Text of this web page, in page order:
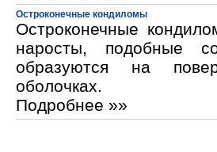
Остроконечные кондиломы
Остроконечные
наросты, подобные
образуются на
оболочках.
Подробнее »»